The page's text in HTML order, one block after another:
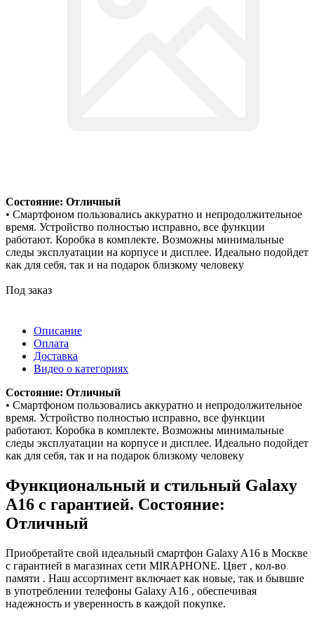
Состояние: Отличный
• Смартфоном пользовались аккуратно и непродолжительное
время. Устройство полностью исправно, все функции
работают. Коробка в комплекте. Возможны минимальные
следы эксплуатации на корпусе и дисплее. Идеально подойдет
как для себя, так и на подарок близкому человеку
Под заказ
Описание
Оплата
Доставка
Видео о категориях
Состояние: Отличный
• Смартфоном пользовались аккуратно и непродолжительное
время. Устройство полностью исправно, все функции
работают. Коробка в комплекте. Возможны минимальные
следы эксплуатации на корпусе и дисплее. Идеально подойдет
как для себя, так и на подарок близкому человеку
Функциональный и стильный Galaxy
A16 с гарантией. Состояние:
Отличный
Приобретайте свой идеальный смартфон Galaxy A16 в Москве
с гарантией в магазинах сети MIRAPHONE. Цвет , кол-во
памяти . Наш ассортимент включает как новые, так и бывшие
в употреблении телефоны Galaxy A16 , обеспечивая
надежность и уверенность в каждой покупке.